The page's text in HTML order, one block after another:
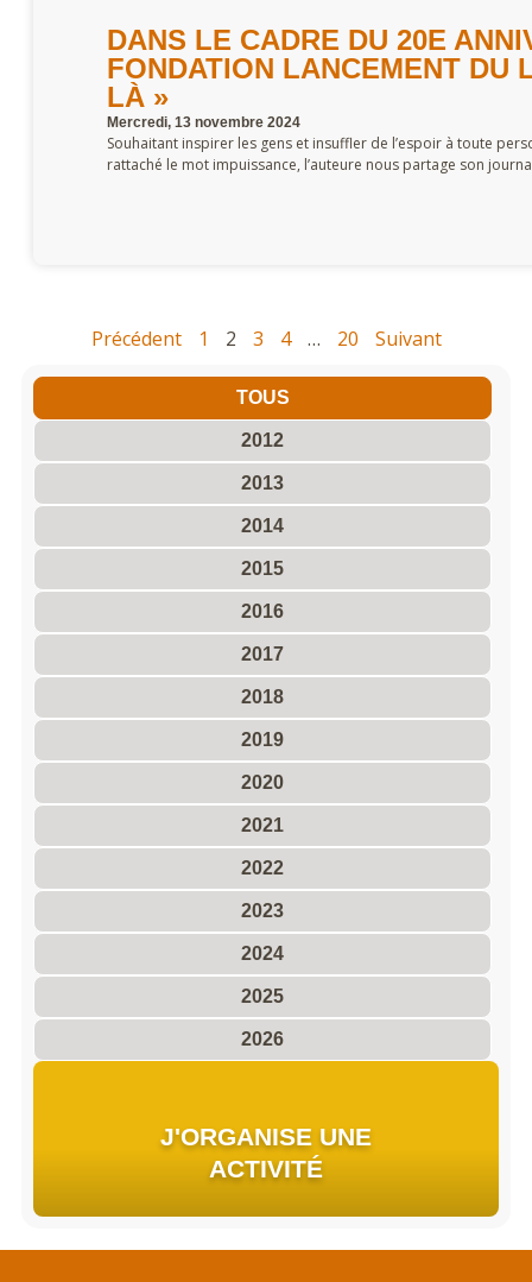
DANS LE CADRE DU 20E
FONDATION LANCEMENT DU
LÀ »
Mercredi, 13 novembre 2024
Souhaitant inspirer les gens et insuffler de l’espoir à toute
rattaché le mot impuissance, l’auteure nous partage son
Précédent 1 2 3 4 … 20 Suivant
2012
2013
2014
2015
2016
2017
2018
2019
2020
2021
2022
2023
2024
2025
2026
TOUS
J'ORGANISE UNE
ACTIVITÉ